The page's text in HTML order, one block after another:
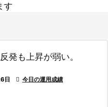
す
発も上昇が弱い。
日  今日の運用成績